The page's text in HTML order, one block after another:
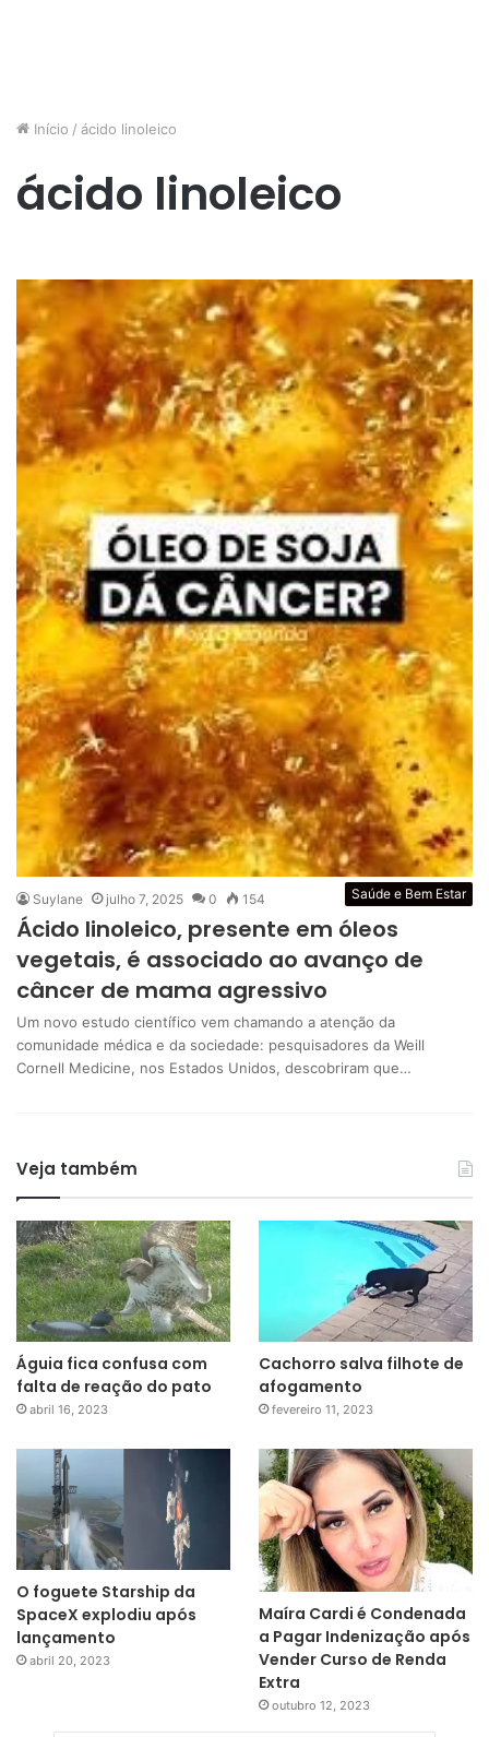
Início / ácido linoleico
ácido linoleico
Saúde e Bem Estar
Suylane julho 7, 2025 0 154
Ácido linoleico, presente em óleos
vegetais, é associado ao avanço de
câncer de mama agressivo
Um novo estudo científico vem chamando a atenção da
comunidade médica e da sociedade: pesquisadores da Weill
Cornell Medicine, nos Estados Unidos, descobriram que…
Veja também
Águia fica confusa com
falta de reação do pato
abril 16, 2023
Cachorro salva filhote de
afogamento
fevereiro 11, 2023
O foguete Starship da
SpaceX explodiu após
lançamento
abril 20, 2023
Maíra Cardi é Condenada
a Pagar Indenização após
Vender Curso de Renda
Extra
outubro 12, 2023